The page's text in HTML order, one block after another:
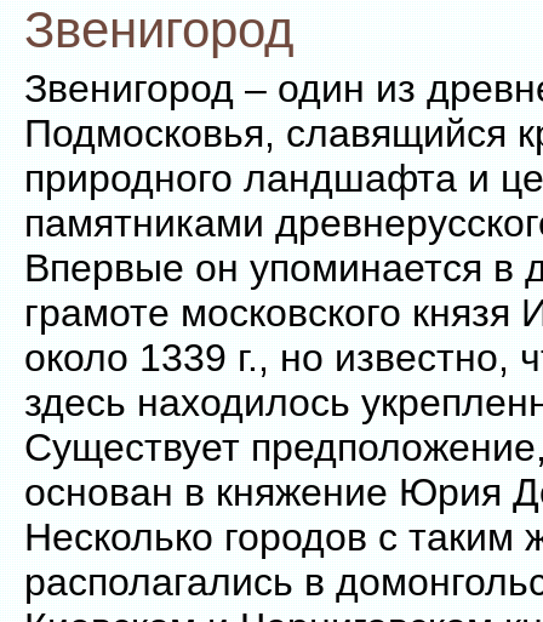
Звенигород
Звенигород – один из
Подмосковья, славящийся
природного ландшафта и
памятниками
Впервые он упоминается в
грамоте московского
около 1339 г., но известно,
здесь находилось
Существует
основан в княжение Юрия
Несколько городов с таким
располагались в